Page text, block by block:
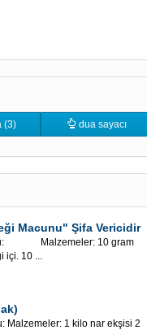
(3) dua sayacı
Macunu" Şifa Vericidir
Malzemeler: 10 gram
içi. 10 ...
1 kilo nar ekşisi 2